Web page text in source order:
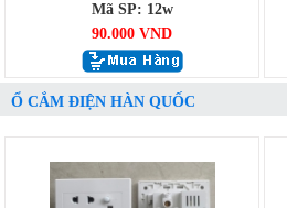
Mã SP: 12w
90.000 VND
Ổ CẮM ĐIỆN HÀN QUỐC